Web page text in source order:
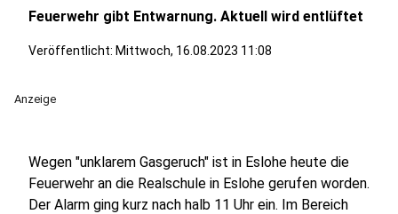
Feuerwehr gibt Entwarnung. Aktuell wird entlüftet
Veröffentlicht: Mittwoch, 16.08.2023 11:08
Anzeige
Wegen "unklarem Gasgeruch" ist in Eslohe heute die
Feuerwehr an die Realschule in Eslohe gerufen worden.
Der Alarm ging kurz nach halb 11 Uhr ein. Im Bereich